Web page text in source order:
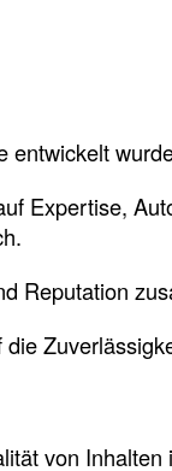
entwickelt
Expertise,
Reputation
von